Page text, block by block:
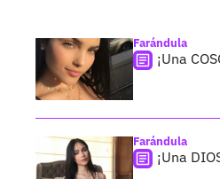
Farándula
¡Una
Farándula
¡Una